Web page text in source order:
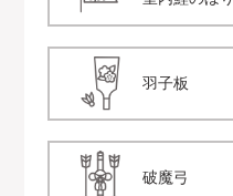
羽子板
破魔弓